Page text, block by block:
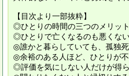
【目次より一部抜粋】
◎ひとりの時間の三つのメリッ
◎ひとりで亡くなるのも悪くな
◎誰かと暮らしていても、孤独
◎余裕のある人ほど、ひとりが
◎評価を気にしない人だけが得